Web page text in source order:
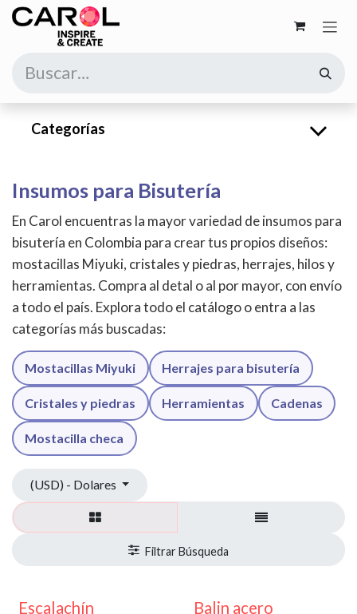
Ir al contenido
Categorías
Insumos para Bisutería
En Carol encuentras la mayor variedad de insumos para
bisutería en Colombia para crear tus propios diseños:
mostacillas Miyuki, cristales y piedras, herrajes, hilos y
herramientas. Compra al detal o al por mayor, con envío
a todo el país. Explora todo el catálogo o entra a las
categorías más buscadas:
Mostacillas Miyuki Herrajes para bisutería
Cristales y piedras Herramientas Cadenas
Mostacilla checa
(USD) - Dolares
Escalachín
Balin acero